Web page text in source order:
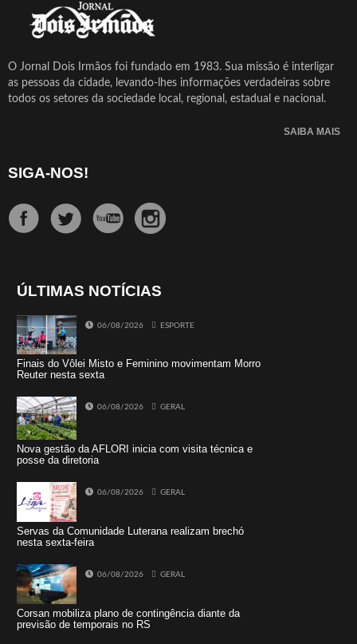
O Jornal Dois Irmãos foi fundado em 1983. Sua missão é interligar
as pessoas da cidade, levando-lhes informações verdadeiras sobre
todos os setores da sociedade local, regional, estadual e nacional.
SAIBA MAIS
SIGA-NOS!
ÚLTIMAS NOTÍCIAS
06/08/2026 ESPORTE
Finais do Vôlei Misto e Feminino movimentam Morro
Reuter nesta sexta
06/08/2026 GERAL
Nova gestão da AFLORI inicia com visita técnica e
posse da diretoria
06/08/2026 GERAL
Servas da Comunidade Luterana realizam brechó
nesta sexta-feira
06/08/2026 GERAL
Corsan mobiliza plano de contingência diante da
previsão de temporais no RS